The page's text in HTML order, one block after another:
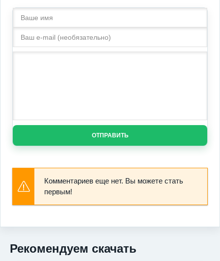
ОТПРАВИТЬ
Комментариев еще нет. Вы можете стать
первым!
Рекомендуем скачать